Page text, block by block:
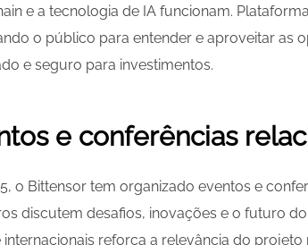
e a tecnologia de IA funcionam.
o público para entender e aproveitar as
e seguro para investimentos.
e conferências
o Bittensor tem organizado eventos e
discutem desafios, inovações e o futuro
internacionais reforça a relevância do